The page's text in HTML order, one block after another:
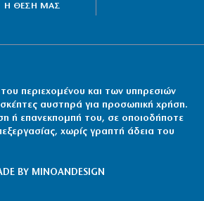
Η ΘΕΣΗ ΜΑΣ
περιεχομένου και των υπηρεσιών
αυστηρά για προσωπική χρήση.
ή επανεκπομπή του, σε οποιοδήποτε
χωρίς γραπτή άδεια του
BY MINOANDESIGN